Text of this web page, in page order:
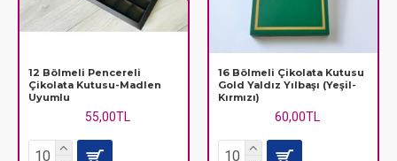
12 Bölmeli Pencereli
Çikolata Kutusu-Madlen
Uyumlu
55,00TL
16 Bölmeli Çikolata Kutusu
Gold Yaldız Yılbaşı (Yeşil-
Kırmızı)
60,00TL